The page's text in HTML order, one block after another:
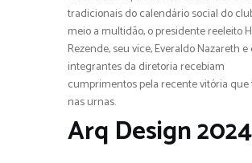
tradicionais do calendário social do
meio a multidão, o presidente reeleito
Rezende, seu vice, Everaldo Nazareth
integrantes da diretoria recebiam
cumprimentos pela recente vitória que
nas urnas.
Arq Design 2024